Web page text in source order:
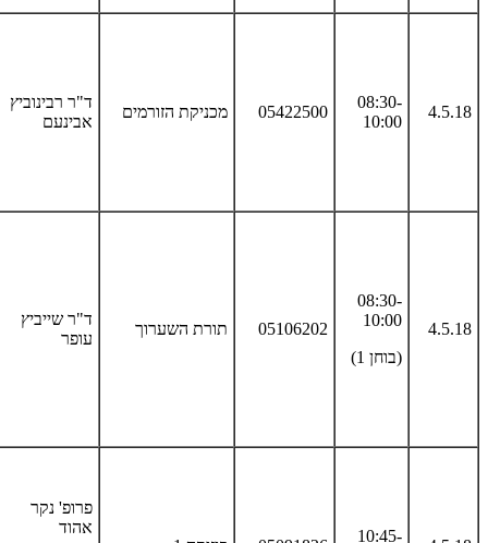
4.5.18
08:30-
10:00
05422500 מכניקת הזורמים
ד"ר רבינוביץ
אבינעם
4.5.18
08:30-
10:00
(בוחן 1)
05106202 תורת השערוך
ד"ר שייביץ
עופר
10:45-
פרופ' נקר
אהוד